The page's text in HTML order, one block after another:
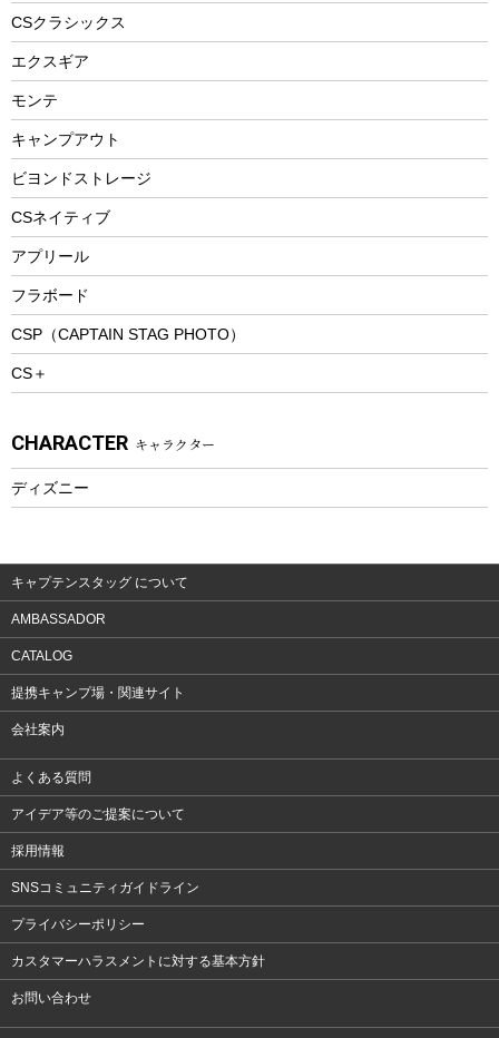
トレー
ランチョンマット
ランチボックス
ヘルメット
エアーポンプ
ビーチテント
ウィンター
スノーシュー
防寒ウェア
トレッキング
トレッキングアクセサリー
プレイグッズ
ウェルネス
ウェア、タオル
ウェア
CSクラシックス
エクスギア
モンテ
キャンプアウト
ビヨンドストレージ
CSネイティブ
アプリール
フラボード
CSP（CAPTAIN STAG PHOTO）
CS＋
CHARACTER キャラクター
ディズニー
キャプテンスタッグ について
AMBASSADOR
CATALOG
提携キャンプ場・関連サイト
会社案内
よくある質問
アイデア等のご提案について
採用情報
SNSコミュニティガイドライン
プライバシーポリシー
カスタマーハラスメントに対する基本方針
お問い合わせ